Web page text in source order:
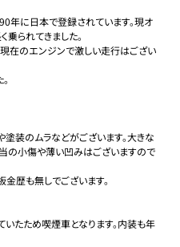
年に日本で登録されています。現オ
られてきました。
在のエンジンで激しい走行はござい
装のムラなどがございます。大きな
の小傷や薄い凹みはございますので
歴も無しでございます。
たため喫煙車となります。内装も年